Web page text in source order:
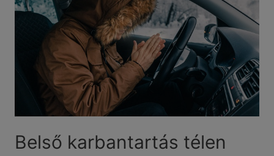
Belső karbantartás télen